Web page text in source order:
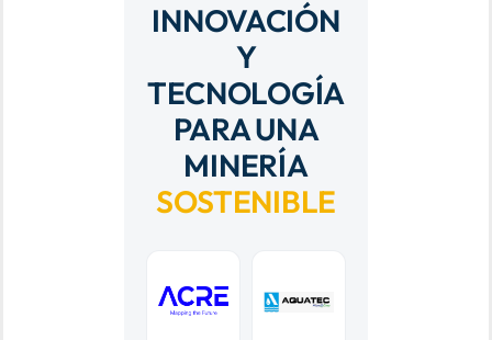
INNOVACIÓN
Y
TECNOLOGÍA
PARA UNA
MINERÍA
SOSTENIBLE